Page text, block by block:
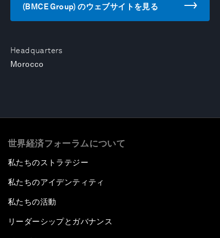
Headquarters
Morocco
(BMCE Group) のウェブサイトを見る
世界経済フォーラムについて
私たちのストラテジー
私たちのアイデンティティ
私たちの活動
リーダーシップとガバナンス